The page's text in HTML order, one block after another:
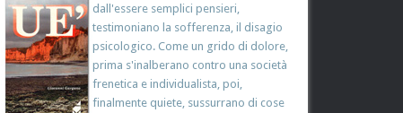
dall'essere semplici pensieri,
testimoniano la sofferenza, il disagio
psicologico. Come un grido di dolore,
prima s'inalberano contro una società
frenetica e individualista, poi,
finalmente quiete, sussurrano di cose